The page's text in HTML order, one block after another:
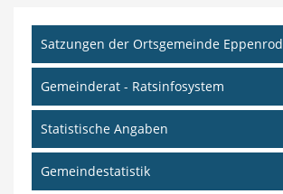
Satzungen der Ortsgemeinde Eppenrod
Gemeinderat - Ratsinfosystem
Statistische Angaben
Gemeindestatistik